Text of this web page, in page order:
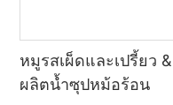
หมูรสเผ็ดและเปรี้ยว
ผลิตน้ำซุปหม้อร้อน